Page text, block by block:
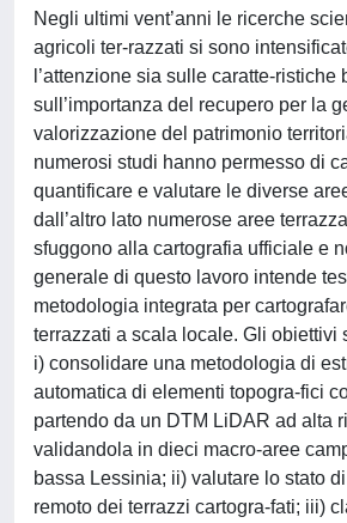
Negli ultimi vent’anni le ricerche
agricoli ter-razzati si sono
l’attenzione sia sulle caratte-ristiche
sull’importanza del recupero per la
valorizzazione del patrimonio
numerosi studi hanno permesso di
quantificare e valutare le diverse
dall’altro lato numerose aree
sfuggono alla cartografia ufficiale e
generale di questo lavoro intende
metodologia integrata per
terrazzati a scala locale. Gli obiettivi
i) consolidare una metodologia di
automatica di elementi topogra-fici
partendo da un DTM LiDAR ad alta
validandola in dieci macro-aree
bassa Lessinia; ii) valutare lo stato
remoto dei terrazzi cartogra-fati; iii)